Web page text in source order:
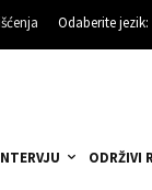
Odaberite jezik:
ODRŽIVI